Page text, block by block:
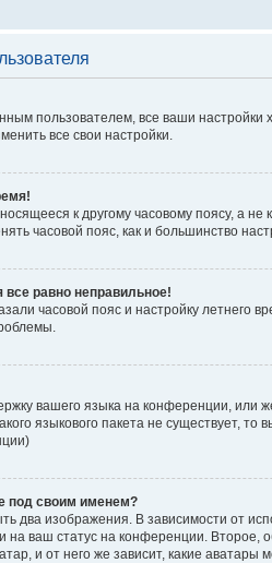
пользователем, все ваши
все свои настройки.
к другому часовому поясу, а
часовой пояс, как и большинство
равно неправильное!
часовой пояс и настройку
вашего языка на конференции, или
языкового пакета не существует,
под своим именем?
два изображения. В зависимости от
на ваш статус на конференции. Второе,
и от него же зависит, какие